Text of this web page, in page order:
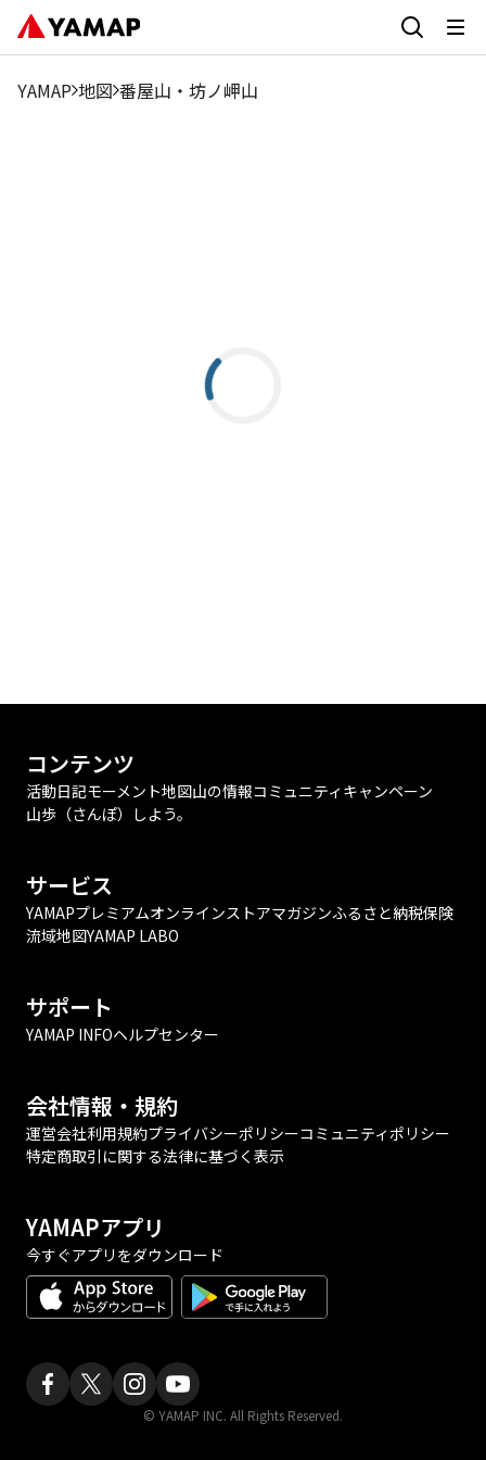
YAMAP 地図 番屋山・坊ノ岬山
コンテンツ
活動日記モーメント地図山の情報コミュニティ キャンペーン
山歩（さんぽ）しよう。
サービス
YAMAPプレミアムオンラインストアマガジンふるさと納税保険
流域地図YAMAP LABO
サポート
YAMAP INFOヘルプセンター
会社情報・規約
運営会社利用規約プライバシーポリシーコミュニティポリシー
特定商取引に関する法律に基づく表示
YAMAPアプリ
今すぐアプリをダウンロード
© YAMAP INC. All Rights Reserved.